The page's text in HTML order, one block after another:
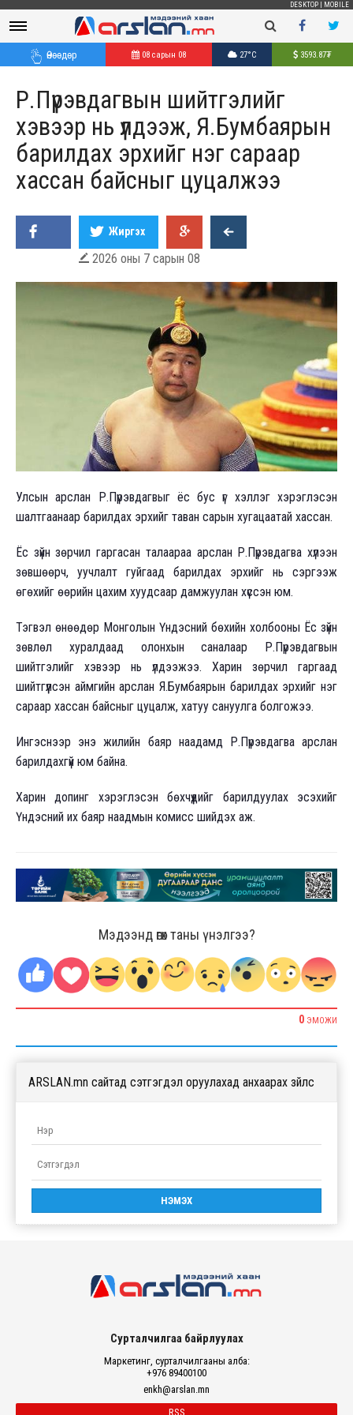
DESKTOP MOBILE
Өнөөдөр 08 сарын 08 27°C 3593.87₮
Р.Пүрэвдагвын шийтгэлийг
хэвээр нь үлдээж, Я.Бумбаярын
барилдах эрхийг нэг сараар
хассан байсныг цуцалжээ
Жиргэх
 2026 оны 7 сарын 08
Улсын арслан Р.Пүрэвдагвыг ёс бус үг хэллэг хэрэглэсэн
шалтгаанаар барилдах эрхийг таван сарын хугацаатай хассан.
Ёс зүйн зөрчил гаргасан талаараа арслан Р.Пүрэвдагва хүлээн
зөвшөөрч, уучлалт гуйгаад барилдах эрхийг нь сэргээж
өгөхийг өөрийн цахим хуудсаар дамжуулан хүссэн юм.
Тэгвэл өнөөдөр Монголын Үндэсний бөхийн холбооны Ёс зүйн
зөвлөл хуралдаад олонхын саналаар Р.Пүрэвдагвын
шийтгэлийг хэвээр нь үлдээжээ. Харин зөрчил гаргаад
шийтгүүлсэн аймгийн арслан Я.Бумбаярын барилдах эрхийг нэг
сараар хассан байсныг цуцалж, хатуу сануулга болгожээ.
Ингэснээр энэ жилийн баяр наадамд Р.Пүрэвдагва арслан
барилдахгүй юм байна.
Харин допинг хэрэглэсэн бөхчүүдийг барилдуулах эсэхийг
Үндэсний их баяр наадмын комисс шийдэх аж.
Мэдээнд өгөх таны үнэлгээ?
0 ЭМОЖИ
ARSLAN.mn сайтад сэтгэгдэл оруулахад анхаарах зүйлс
Сурталчилгаа байрлуулах
Маркетинг, сурталчилгааны алба:
+976 89400100
enkh@arslan.mn
RSS